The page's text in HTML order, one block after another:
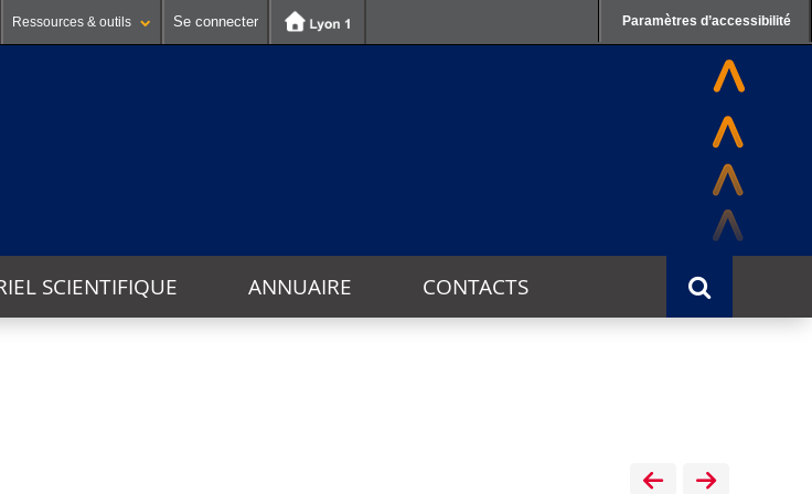
Paramètres d’accessibilité
Ressources & outils Se connecter
SCIENTIFIQUE ANNUAIRE CONTACTS